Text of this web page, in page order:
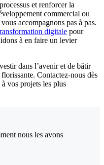
et renforcer la
commercial ou
accompagnons pas à pas.
digitale pour
à en faire un levier
dans l’avenir et de bâtir
Contactez-nous dès
vos projets les plus
nous les avons